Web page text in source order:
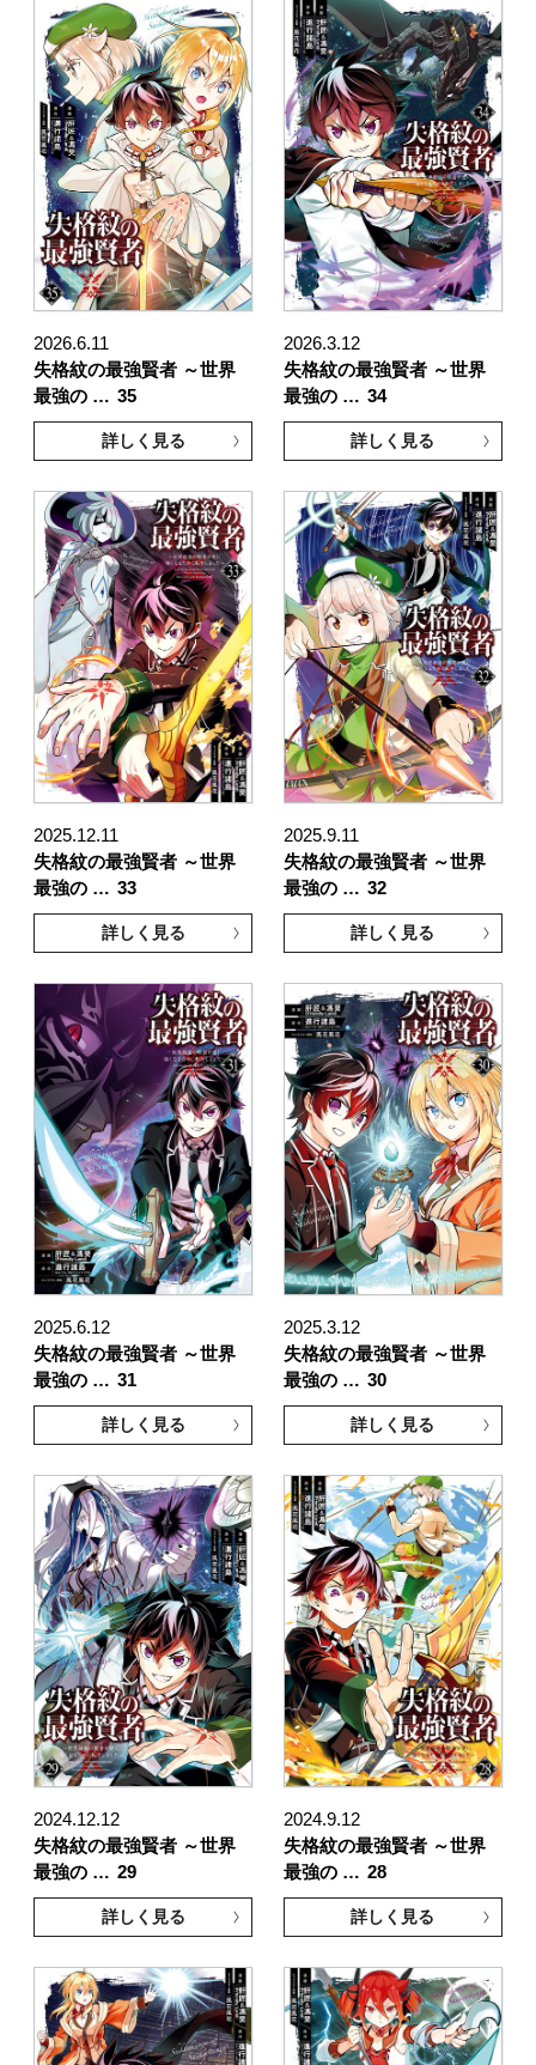
2026.6.11
失格紋の最強賢者 ～世界
最強の … 35
詳しく見る
2026.3.12
失格紋の最強賢者 ～世界
最強の … 34
詳しく見る
2025.12.11
失格紋の最強賢者 ～世界
最強の … 33
詳しく見る
2025.9.11
失格紋の最強賢者 ～世界
最強の … 32
詳しく見る
2025.6.12
失格紋の最強賢者 ～世界
最強の … 31
詳しく見る
2025.3.12
失格紋の最強賢者 ～世界
最強の … 30
詳しく見る
2024.12.12
失格紋の最強賢者 ～世界
最強の … 29
詳しく見る
2024.9.12
失格紋の最強賢者 ～世界
最強の … 28
詳しく見る